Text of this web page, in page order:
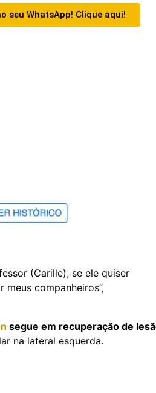
seu WhatsApp! Clique aqui!
(Carille), se ele quiser
companheiros”,
segue em recuperação de
na lateral esquerda.